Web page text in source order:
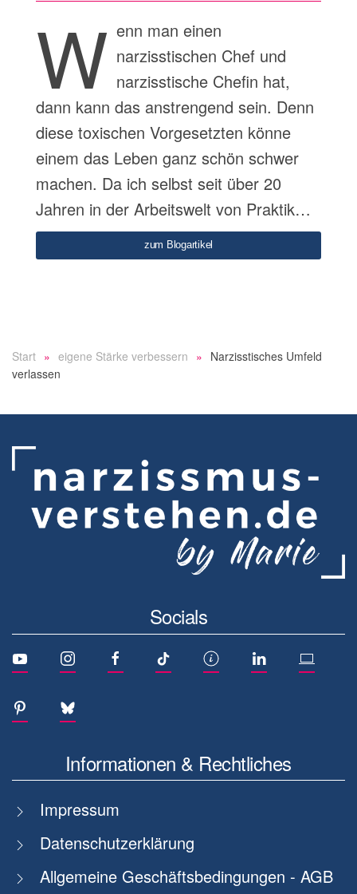
W enn man einen
narzisstischen Chef und
narzisstische Chefin hat,
dann kann das anstrengend sein. Denn
diese toxischen Vorgesetzten könne
einem das Leben ganz schön schwer
machen. Da ich selbst seit über 20
Jahren in der Arbeitswelt von Praktik…
zum Blogartikel
Start eigene Stärke verbessern
Narzisstisches Umfeld
verlassen
Socials
Informationen & Rechtliches
Impressum
Datenschutzerklärung
Allgemeine Geschäftsbedingungen - AGB